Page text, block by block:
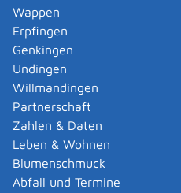
Wappen
Erpfingen
Genkingen
Undingen
Willmandingen
Partnerschaft
Zahlen & Daten
Leben & Wohnen
Blumenschmuck
Abfall und Termine
Betriebszustände der
der Messstelle und der
Zum Messtermin
Emissionswerte.
Nach Abschluss der
Messstelle einen
zuständigen
ist.